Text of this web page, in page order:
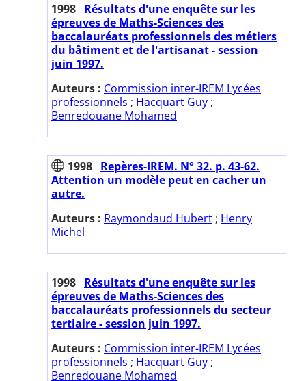
1998 Résultats d'une enquête sur les
épreuves de Maths-Sciences des
baccalauréats professionnels des métiers
du bâtiment et de l'artisanat - session
juin 1997.
Auteurs : Commission inter-IREM Lycées
professionnels ; Hacquart Guy ;
Benredouane Mohamed
1998 Repères-IREM. N° 32. p. 43-62.
Attention un modèle peut en cacher un
autre.
Auteurs : Raymondaud Hubert ; Henry
Michel
1998 Résultats d'une enquête sur les
épreuves de Maths-Sciences des
baccalauréats professionnels du secteur
tertiaire - session juin 1997.
Auteurs : Commission inter-IREM Lycées
professionnels ; Hacquart Guy ;
Benredouane Mohamed